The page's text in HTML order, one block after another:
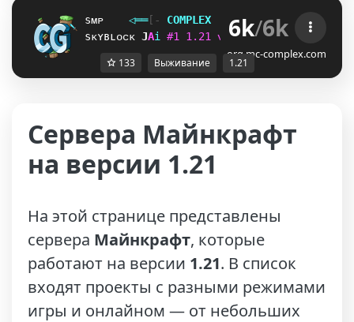
sᴍᴘ ◁══[‐ COMPL EX AM I G ‐]
sᴋʏʙʟᴏᴄᴋ PVi #1 1 . 21 ᴠ ᴀɴɪʟʟᴀ ɴᴇᴛᴡ ᴋ
6k/6k
org.mc-complex.com
133 Выживание 1.21
Сервера Майнкрафт
на версии 1.21
На этой странице представлены
сервера Майнкрафт, которые
работают на версии 1.21. В список
входят проекты с разными режимами
игры и онлайном — от небольших